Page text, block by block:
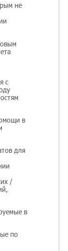
не
с
в
для
/
в
по